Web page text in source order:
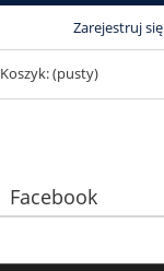
Zarejestruj się
Koszyk:(pusty)
Facebook